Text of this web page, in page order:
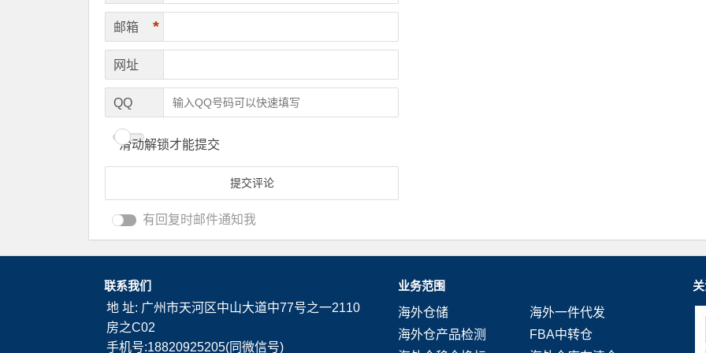
邮箱 *
网址
QQ
滑动解锁才能提交
有回复时邮件通知我
联系我们
地 址: 广州市天河区中山大道中77号之一2110
房之C02
手机号:18820925205(同微信号)
业务范围
海外仓储
海外一件代发
海外仓产品检测
FBA中转仓